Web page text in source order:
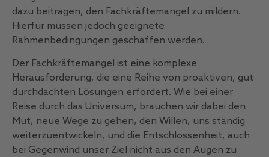
dazu beitragen, den Fachkräftemangel zu mildern.
Hierfür müssen jedoch geeignete
Rahmenbedingungen geschaffen werden.
Der Fachkräftemangel ist eine komplexe
Herausforderung, die eine Reihe von proaktiven, gut
durchdachten Lösungen erfordert. Wie bei einer
Reise durch das Universum, brauchen wir dabei den
Mut, neue Wege zu gehen, den Willen, uns ständig
weiterzuentwickeln, und die Entschlossenheit, auch
bei Gegenwind unser Ziel nicht aus den Augen zu